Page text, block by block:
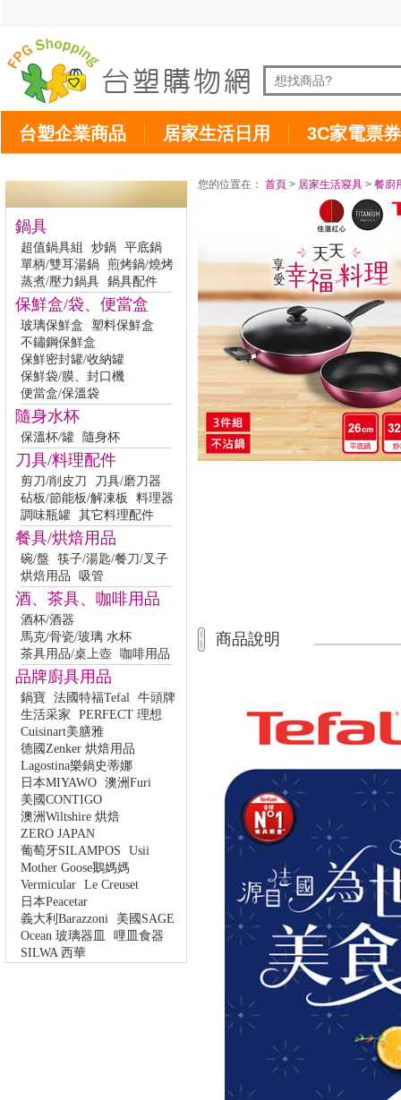
台塑企業商品 居家生活日用 3C家電票券
鍋具
超值鍋具組 炒鍋 平底鍋
單柄/雙耳湯鍋 煎烤鍋/燒烤
蒸煮/壓力鍋具 鍋具配件
保鮮盒/袋、便當盒
玻璃保鮮盒
塑料保鮮盒
不鏽鋼保鮮盒
保鮮密封罐/收納罐
保鮮袋/膜、封口機
便當盒/保溫袋
隨身水杯
保溫杯/罐 隨身杯
刀具/料理配件
剪刀/削皮刀
刀具/磨刀器
砧板/節能板/解凍板
料理器
調味瓶罐 其它料理配件
餐具/烘焙用品
碗/盤
筷子/湯匙/餐刀/叉子
烘焙用品
吸管
酒、茶具、咖啡用品
酒杯/酒器
馬克/骨瓷/玻璃 水杯
茶具用品/桌上壺 咖啡用品
品牌廚具用品
鍋寶 法國特福Tefal 牛頭牌
生活采家
PERFECT 理想
Cuisinart美膳雅
德國Zenker 烘焙用品
Lagostina樂鍋史蒂娜
日本MIYAWO 澳洲Furi
美國CONTIGO
澳洲Wiltshire 烘焙
ZERO JAPAN
葡萄牙SILAMPOS
Usii
Mother Goose鵝媽媽
Vermicular Le Creuset
日本Peacetar
義大利Barazzoni
美國SAGE
Ocean 玻璃器皿
哩皿食器
SILWA 西華
您的位置在： 首頁 > 居家生活寢具 > 餐廚
商品說明